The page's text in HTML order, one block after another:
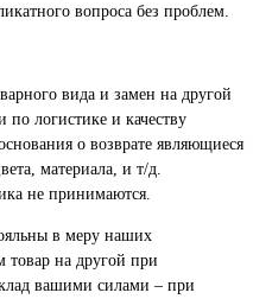
вопроса без проблем.
вида и замен на другой
логистике и качеству
о возврате являющиеся
материала, и т/д.
не принимаются.
в меру наших
товар на другой при
вашими силами – при